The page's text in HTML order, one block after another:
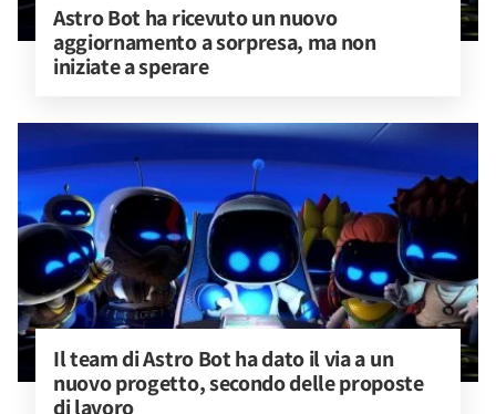
Astro Bot ha ricevuto un nuovo
aggiornamento a sorpresa, ma non
iniziate a sperare
Il team di Astro Bot ha dato il via a un
nuovo progetto, secondo delle proposte
di lavoro